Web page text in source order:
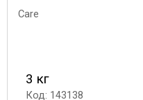
3 кг
Код: 143138